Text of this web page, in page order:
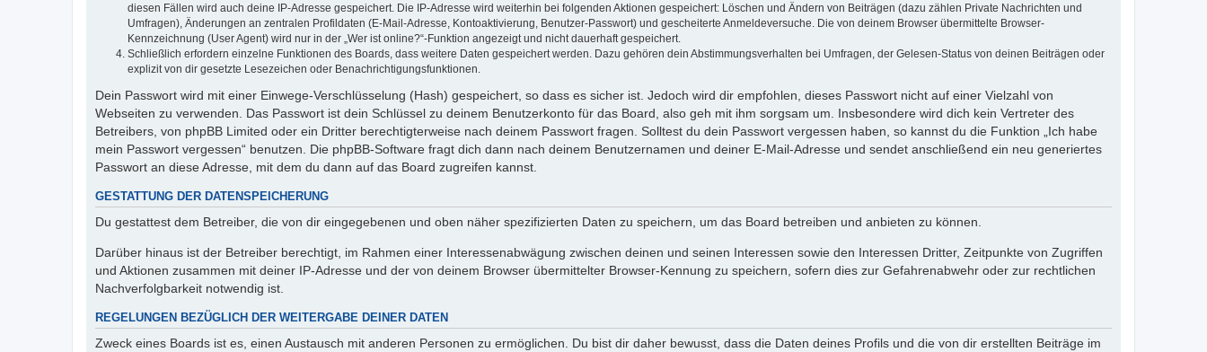
diesen Fällen wird auch deine IP-Adresse gespeichert. Die IP-Adresse wird weiterhin bei folgenden Aktionen gespeichert: Löschen und Ändern von Beiträgen (dazu zählen Private Nachrichten und
Umfragen), Änderungen an zentralen Profildaten (E-Mail-Adresse, Kontoaktivierung, Benutzer-Passwort) und gescheiterte Anmeldeversuche. Die von deinem Browser übermittelte Browser-
Kennzeichnung (User Agent) wird nur in der „Wer ist online?“-Funktion angezeigt und nicht dauerhaft gespeichert.
Schließlich erfordern einzelne Funktionen des Boards, dass weitere Daten gespeichert werden. Dazu gehören dein Abstimmungsverhalten bei Umfragen, der Gelesen-Status von deinen Beiträgen oder
explizit von dir gesetzte Lesezeichen oder Benachrichtigungsfunktionen.
Dein Passwort wird mit einer Einwege-Verschlüsselung (Hash) gespeichert, so dass es sicher ist. Jedoch wird dir empfohlen, dieses Passwort nicht auf einer Vielzahl von
Webseiten zu verwenden. Das Passwort ist dein Schlüssel zu deinem Benutzerkonto für das Board, also geh mit ihm sorgsam um. Insbesondere wird dich kein Vertreter des
Betreibers, von phpBB Limited oder ein Dritter berechtigterweise nach deinem Passwort fragen. Solltest du dein Passwort vergessen haben, so kannst du die Funktion „Ich habe
mein Passwort vergessen“ benutzen. Die phpBB-Software fragt dich dann nach deinem Benutzernamen und deiner E-Mail-Adresse und sendet anschließend ein neu generiertes
Passwort an diese Adresse, mit dem du dann auf das Board zugreifen kannst.
GESTATTUNG DER DATENSPEICHERUNG
Du gestattest dem Betreiber, die von dir eingegebenen und oben näher spezifizierten Daten zu speichern, um das Board betreiben und anbieten zu können.
Darüber hinaus ist der Betreiber berechtigt, im Rahmen einer Interessenabwägung zwischen deinen und seinen Interessen sowie den Interessen Dritter, Zeitpunkte von Zugriffen
und Aktionen zusammen mit deiner IP-Adresse und der von deinem Browser übermittelter Browser-Kennung zu speichern, sofern dies zur Gefahrenabwehr oder zur rechtlichen
Nachverfolgbarkeit notwendig ist.
REGELUNGEN BEZÜGLICH DER WEITERGABE DEINER DATEN
Zweck eines Boards ist es, einen Austausch mit anderen Personen zu ermöglichen. Du bist dir daher bewusst, dass die Daten deines Profils und die von dir erstellten Beiträge im